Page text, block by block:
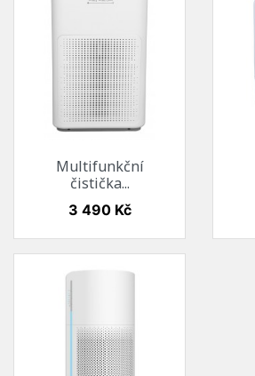
Multifunkční
čistička...
Cena
3 490 Kč